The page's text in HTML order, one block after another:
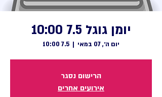
יומן גוגל 7.5 10:00
יום ה׳, 07 במאי
  |
7.5 10:00
הרישום נסגר
אירועים אחרים